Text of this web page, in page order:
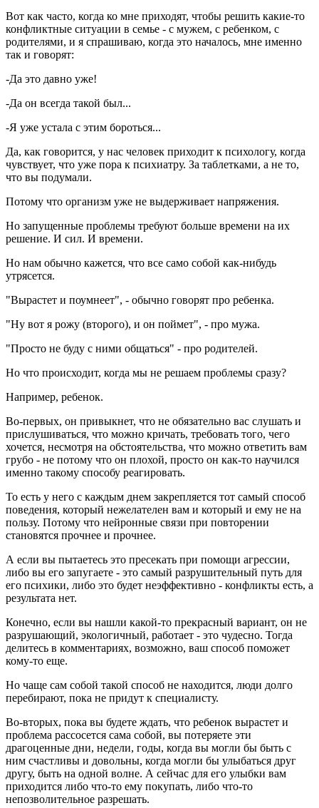
Вот как часто, когда ко мне приходят, чтобы решить какие-то
конфликтные ситуации в семье - с мужем, с ребенком, с
родителями, и я спрашиваю, когда это началось, мне именно
так и говорят:
-Да это давно уже!
-Да он всегда такой был...
-Я уже устала с этим бороться...
Да, как говорится, у нас человек приходит к психологу, когда
чувствует, что уже пора к психиатру. За таблетками, а не то,
что вы подумали.
Потому что организм уже не выдерживает напряжения.
Но запущенные проблемы требуют больше времени на их
решение. И сил. И времени.
Но нам обычно кажется, что все само собой как-нибудь
утрясется.
"Вырастет и поумнеет", - обычно говорят про ребенка.
"Ну вот я рожу (второго), и он поймет", - про мужа.
"Просто не буду с ними общаться" - про родителей.
Но что происходит, когда мы не решаем проблемы сразу?
Например, ребенок.
Во-первых, он привыкнет, что не обязательно вас слушать и
прислушиваться, что можно кричать, требовать того, чего
хочется, несмотря на обстоятельства, что можно ответить вам
грубо - не потому что он плохой, просто он как-то научился
именно такому способу реагировать.
То есть у него с каждым днем закрепляется тот самый способ
поведения, который нежелателен вам и который и ему не на
пользу. Потому что нейронные связи при повторении
становятся прочнее и прочнее.
А если вы пытаетесь это пресекать при помощи агрессии,
либо вы его запугаете - это самый разрушительный путь для
его психики, либо это будет неэффективно - конфликты есть, а
результата нет.
Конечно, если вы нашли какой-то прекрасный вариант, он не
разрушающий, экологичный, работает - это чудесно. Тогда
делитесь в комментариях, возможно, ваш способ поможет
кому-то еще.
Но чаще сам собой такой способ не находится, люди долго
перебирают, пока не придут к специалисту.
Во-вторых, пока вы будете ждать, что ребенок вырастет и
проблема рассосется сама собой, вы потеряете эти
драгоценные дни, недели, годы, когда вы могли бы быть с
ним счастливы и довольны, когда могли бы улыбаться друг
другу, быть на одной волне. А сейчас для его улыбки вам
приходится либо что-то ему покупать, либо что-то
непозволительное разрешать.